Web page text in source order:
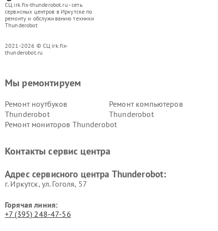
СЦ irk.fix-thunderobot.ru - сеть
сервисных центров в Иркутске по
ремонту и обслуживанию техники
Thunderobot
2021-2026 © СЦ irk.fix-
thunderobot.ru
Мы ремонтируем
Ремонт ноутбуков
Thunderobot
Ремонт компьютеров
Thunderobot
Ремонт мониторов Thunderobot
Контакты сервис центра
Адрес сервисного центра Thunderobot:
г. Иркутск, ул. ​Гоголя, 57
Горячая линия:
+7 (395) 248-47-56